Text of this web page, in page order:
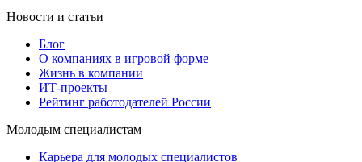
Новости и статьи
Блог
О компаниях в игровой форме
Жизнь в компании
ИТ-проекты
Рейтинг работодателей России
Молодым специалистам
Карьера для молодых специалистов